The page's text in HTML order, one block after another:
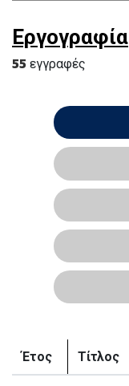
Εργογραφία
55 εγγραφές
Έτος Τίτλος